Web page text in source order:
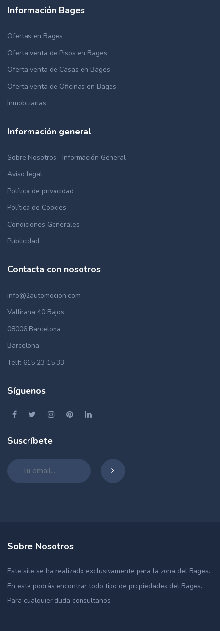
Información Bages
Ofertas en Bages
Oferta venta de Pisos en Bages
Oferta venta de Casas en Bages
Oferta venta de Oficinas en Bages
Inmobiliarias
Información general
Sobre Nosotros
Información General
Aviso legal
Política de privacidad
Política de Cookies
Condiciones Generales
Publicidad
Contacta con nosotros
info@2automocion.com
Vallirana 40 Bajos
08006 Barcelona
Barcelona
Telf: 615 23 15 33
Síguenos
Suscríbete
Sobre Nosotros
Este site se ha realizado exclusivamente para la zona del Bages.
En este podrás encontrar todo tipo de propiedades del Bages.
Para cualquier duda consultanos